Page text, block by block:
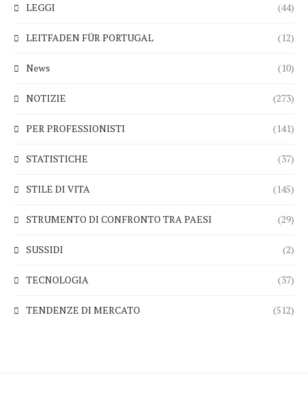
LEGGI (44)
LEITFADEN FÜR PORTUGAL (12)
News (10)
NOTIZIE (273)
PER PROFESSIONISTI (141)
STATISTICHE (37)
STILE DI VITA (145)
STRUMENTO DI CONFRONTO TRA PAESI (29)
SUSSIDI (2)
TECNOLOGIA (37)
TENDENZE DI MERCATO (512)